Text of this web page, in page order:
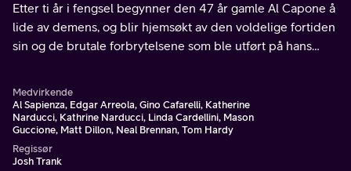
Etter ti år i fengsel begynner den 47 år gamle Al Capone å
lide av demens, og blir hjemsøkt av den voldelige fortiden
sin og de brutale forbrytelsene som ble utført på hans
Medvirkende
Al Sapienza, Edgar Arreola, Gino Cafarelli, Katherine
Narducci, Kathrine Narducci, Linda Cardellini, Mason
Guccione, Matt Dillon, Neal Brennan, Tom Hardy
Regissør
Josh Trank